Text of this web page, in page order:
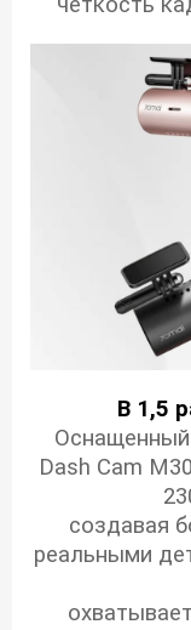
В 1,5
Оснащенный
Dash Cam
создавая
реальными